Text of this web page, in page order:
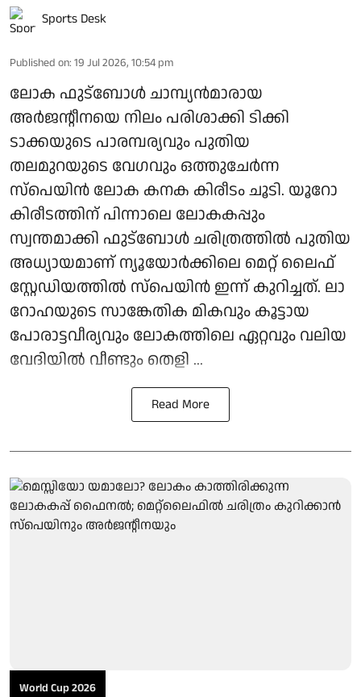
Sports Desk
Published on: 19 Jul 2026, 10:54 pm
ലോക ഫുട്ബോൾ ചാമ്പ്യൻമാരായ
അർജന്റീനയെ നിലം പരിശാക്കി ടിക്കി
ടാക്കയുടെ പാരമ്പര്യവും പുതിയ
തലമുറയുടെ വേഗവും ഒത്തുചേർന്ന
സ്പെയിൻ ലോക കനക കിരീടം ചൂടി. യൂറോ
കിരീടത്തിന് പിന്നാലെ ലോകകപ്പും
സ്വന്തമാക്കി ഫുട്ബോൾ ചരിത്രത്തിൽ പുതിയ
അധ്യായമാണ് ന്യൂയോർക്കിലെ മെറ്റ് ലൈഫ്
സ്റ്റേഡിയത്തിൽ സ്പെയിൻ ഇന്ന് കുറിച്ചത്. ലാ
റോഹയുടെ സാങ്കേതിക മികവും കൂട്ടായ
പോരാട്ടവീര്യവും ലോകത്തിലെ ഏറ്റവും വലിയ
വേദിയിൽ വീണ്ടും തെളി ...
Read More
World Cup 2026